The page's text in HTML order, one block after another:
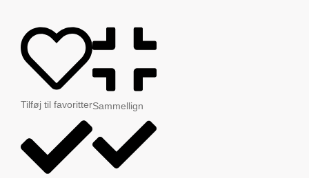
Tilføj til favoritterSammellign